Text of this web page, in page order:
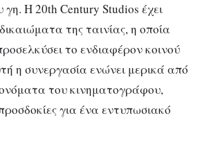
γη. Η 20th Century Studios έχει
της ταινίας, η οποία
το ενδιαφέρον κοινού
η συνεργασία ενώνει μερικά από
του κινηματογράφου,
για ένα εντυπωσιακό